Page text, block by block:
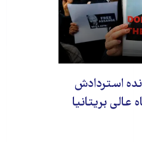
استردادش
عالی بریتانیا